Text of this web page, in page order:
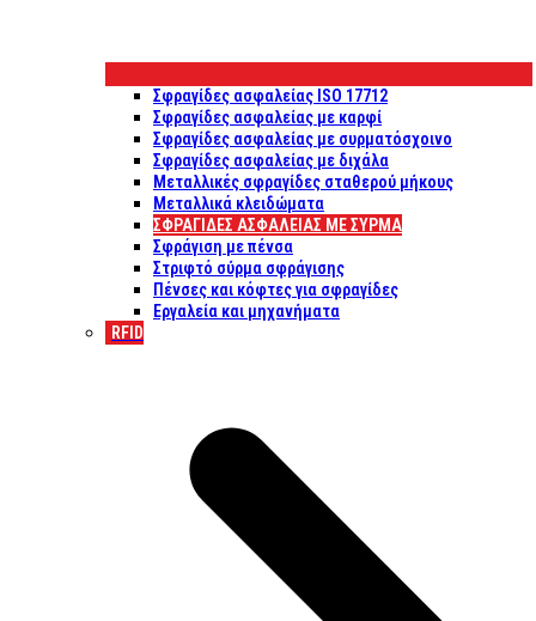
Σφραγίδες ασφαλείας ISO 17712
Σφραγίδες ασφαλείας με καρφί
Σφραγίδες ασφαλείας με συρματόσχοινο
Σφραγίδες ασφαλείας με διχάλα
Μεταλλικές σφραγίδες σταθερού μήκους
Μεταλλικά κλειδώματα
ΣΦΡΑΓΊΔΕΣ ΑΣΦΑΛΕΊΑΣ ΜΕ ΣΎΡΜΑ
Σφράγιση με πένσα
Στριφτό σύρμα σφράγισης
Πένσες και κόφτες για σφραγίδες
Εργαλεία και μηχανήματα
RFID